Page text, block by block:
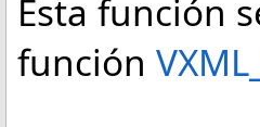
Esta función
función